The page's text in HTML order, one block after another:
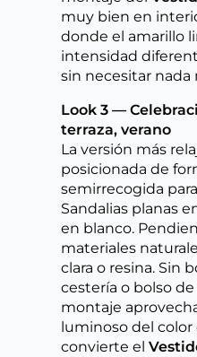
muy bien en
donde el amarillo
intensidad
sin necesitar nada
Look 3 —
terraza, verano
La versión más
posicionada de
semirrecogida
Sandalias planas
en blanco.
materiales
clara o resina. Sin
cestería o bolso
montaje
luminoso del
convierte el